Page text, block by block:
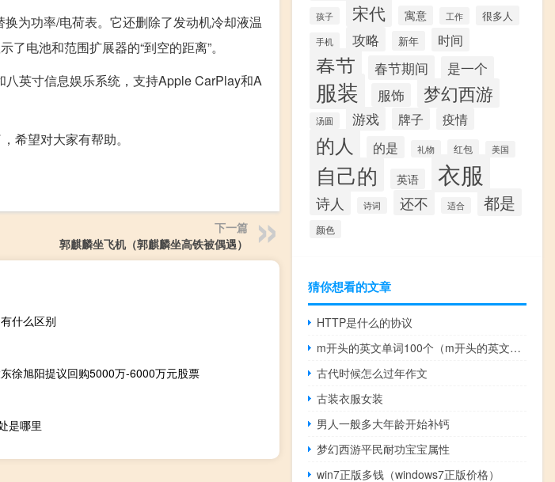
为功率/电荷表。它还删除了发动机冷却液温
电池和范围扩展器的“到空的距离”。
英寸信息娱乐系统，支持Apple CarPlay和A
希望对大家有帮助。
下一篇
郭麒麟坐飞机（郭麒麟坐高铁被偶遇）
什么区别
徐旭阳提议回购5000万-6000万元股票
是哪里
孩子 宋代 寓意 工作 很多人
手机 攻略 新年 时间
春节 春节期间 是一个
服装 服饰 梦幻西游
汤圆 游戏 牌子 疫情
的人 的是 礼物 红包 美国
自己的 英语 衣服
诗人 诗词 还不 适合 都是
颜色
猜你想看的文章
HTTP是什么的协议
m开头的英文单词100个（m开头的英文单词）
古代时候怎么过年作文
古装衣服女装
男人一般多大年龄开始补钙
梦幻西游平民耐功宝宝属性
win7正版多钱（windows7正版价格）